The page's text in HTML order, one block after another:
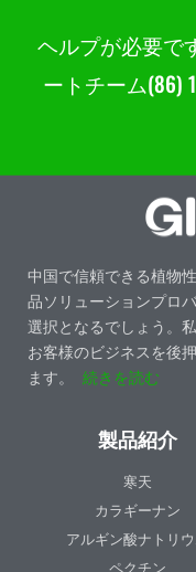
ヘルプが必要で
ートチーム(86)
中国で信頼できる植物
品ソリューションプロ
選択となるでしょう。
お客様のビジネスを後
ます。 続きを読む
製品紹介
寒天
カラギーナン
アルギン酸ナトリ
ペクチン